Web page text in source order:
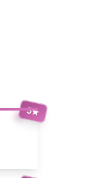
5★